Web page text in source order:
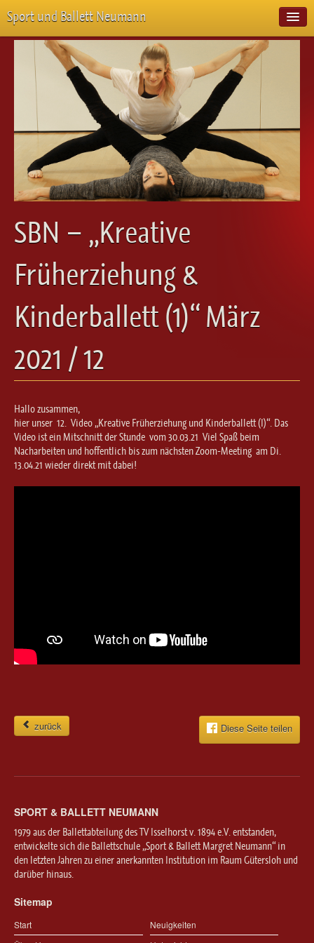
Sport und Ballett Neumann
Start
Neuigkeiten
Über Uns
Veranstaltungen
Emotion Pur
Meisterschaften
Projekte
Vorstellungen
Workshops
Galerie
Balletteckchen
Kontakt
Ballett für Erwachsene / Jugendliche
Modern / Jazz / Contemporary
SBN – „Kreative
Früherziehung &
Kinderballett (1)“ März
2021 / 12
Hallo zusammen,
hier unser 12. Video „Kreative Früherziehung und Kinderballett (I)“. Das
Video ist ein Mitschnitt der Stunde vom 30.03.21 Viel Spaß beim
Nacharbeiten und hoffentlich bis zum nächsten Zoom-Meeting am Di.
13.04.21 wieder direkt mit dabei!
zurück Diese Seite teilen
SPORT & BALLETT NEUMANN
1979 aus der Ballettabteilung des TV Isselhorst v. 1894 e.V. entstanden,
entwickelte sich die Ballettschule „Sport & Ballett Margret Neumann“ in
den letzten Jahren zu einer anerkannten Institution im Raum Gütersloh und
darüber hinaus.
Sitemap
Start
Neuigkeiten